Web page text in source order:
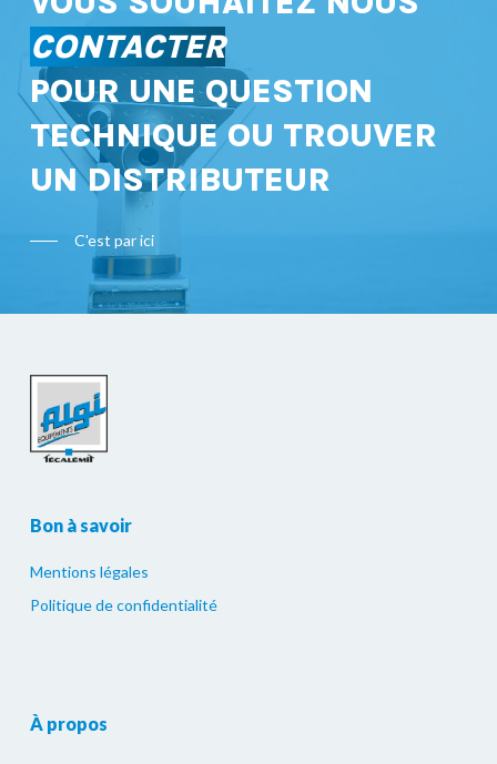
CONTACTER
POUR UNE QUESTION
TECHNIQUE OU TROUVER
UN DISTRIBUTEUR
C'est par ici
Bon à savoir
Mentions légales
Politique de confidentialité
À propos